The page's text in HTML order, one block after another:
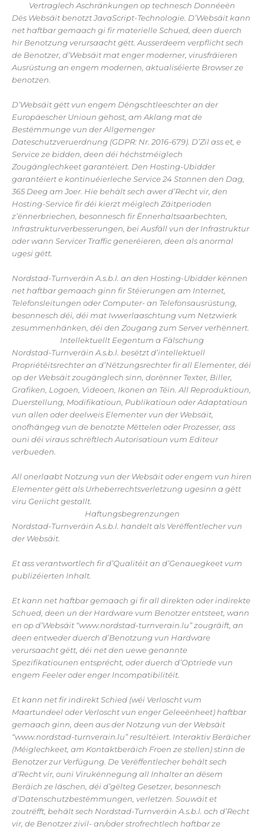
Vertraglech Aschränkungen op technesch Donnéeën
Dës Websäit benotzt JavaScript-Technologie. D’Websäit kann
net haftbar gemaach gi fir materielle Schued, deen duerch
hir Benotzung verursaacht gëtt. Ausserdeem verpflicht sech
de Benotzer, d’Websäit mat enger moderner, virusfräieren
Ausrüstung an engem modernen, aktualiséierte Browser ze
benotzen.
D’Websäit gëtt vun engem Déngschtleeschter an der
Europäescher Unioun gehost, am Aklang mat de
Bestëmmunge vun der Allgemenger
Dateschutzveruerdnung (GDPR: Nr. 2016-679). D’Zil ass et, e
Service ze bidden, deen déi héchstméiglech
Zougänglechkeet garantéiert. Den Hosting-Ubidder
garantéiert e kontinuéierleche Service 24 Stonnen den Dag,
365 Deeg am Joer. Hie behält sech awer d’Recht vir, den
Hosting-Service fir déi kierzt méiglech Zäitperioden
z’ënnerbriechen, besonnesch fir Ënnerhaltsaarbechten,
Infrastrukturverbesserungen, bei Ausfäll vun der Infrastruktur
oder wann Servicer Traffic generéieren, deen als anormal
ugesi gëtt.
Nordstad-Turnveräin A.s.b.l. an den Hosting-Ubidder kënnen
net haftbar gemaach ginn fir Stéierungen am Internet,
Telefonsleitungen oder Computer- an Telefonsausrüstung,
besonnesch déi, déi mat Iwwerlaaschtung vum Netzwierk
zesummenhänken, déi den Zougang zum Server verhënnert.
Intellektuellt Eegentum a Fälschung
Nordstad-Turnveräin A.s.b.l. besëtzt d’intellektuell
Propriétéitsrechter an d’Nëtzungsrechter fir all Elementer, déi
op der Websäit zougänglech sinn, dorënner Texter, Biller,
Grafiken, Logoen, Videoen, Ikonen an Téin. All Reproduktioun,
Duerstellung, Modifikatioun, Publikatioun oder Adaptatioun
vun allen oder deelweis Elementer vun der Websäit,
onofhängeg vun de benotzte Mëttelen oder Prozesser, ass
ouni déi viraus schrëftlech Autorisatioun vum Editeur
verbueden.
All onerlaabt Notzung vun der Websäit oder engem vun hiren
Elementer gëtt als Urheberrechtsverletzung ugesinn a gëtt
viru Geriicht gestallt.
Haftungsbegrenzungen
Nordstad-Turnveräin A.s.b.l. handelt als Verëffentlecher vun
der Websäit.
Et ass verantwortlech fir d’Qualitéit an d’Genauegkeet vum
publizéierten Inhalt.
Et kann net haftbar gemaach gi fir all direkten oder indirekte
Schued, deen un der Hardware vum Benotzer entsteet, wann
en op d’Websäit “www.nordstad-turnverain.lu” zougräift, an
deen entweder duerch d’Benotzung vun Hardware
verursaacht gëtt, déi net den uewe genannte
Spezifikatiounen entsprécht, oder duerch d’Optriede vun
engem Feeler oder enger Incompatibilitéit.
Et kann net fir indirekt Schied (wéi Verloscht vum
Maartundeel oder Verloscht vun enger Geleeënheet) haftbar
gemaach ginn, deen aus der Notzung vun der Websäit
“www.nordstad-turnverain.lu” resultéiert. Interaktiv Beräicher
(Méiglechkeet, am Kontaktberäich Froen ze stellen) stinn de
Benotzer zur Verfügung. De Verëffentlecher behält sech
d’Recht vir, ouni Virukënnegung all Inhalter an dësem
Beräich ze läschen, déi d’gëlteg Gesetzer, besonnesch
d’Datenschutzbestëmmungen, verletzen. Souwäit et
zoutrëfft, behält sech Nordstad-Turnveräin A.s.b.l. och d’Recht
vir, de Benotzer zivil- an/oder strofrechtlech haftbar ze